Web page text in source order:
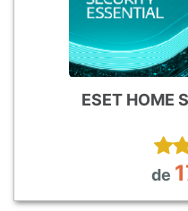
ESET HOME
de